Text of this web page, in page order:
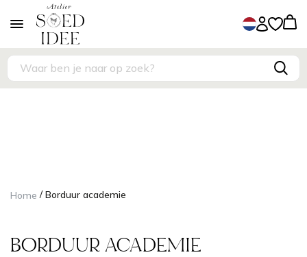
Home/ Borduur academie
BORDUUR ACADEMIE